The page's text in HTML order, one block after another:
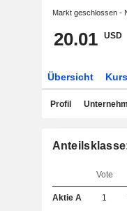
Markt geschlossen -
20.01 USD
Übersicht
Profil
Vote
Aktie A 1